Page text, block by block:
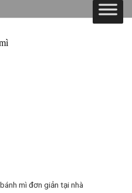
mì đơn giản tại nhà